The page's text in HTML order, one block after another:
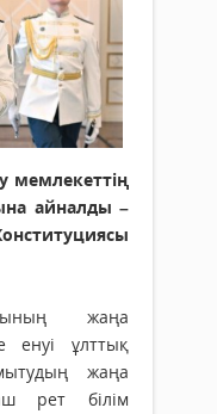
мемлекеттің
айналды –
жаңа
енуі ұлттық
жаңа
рет білім